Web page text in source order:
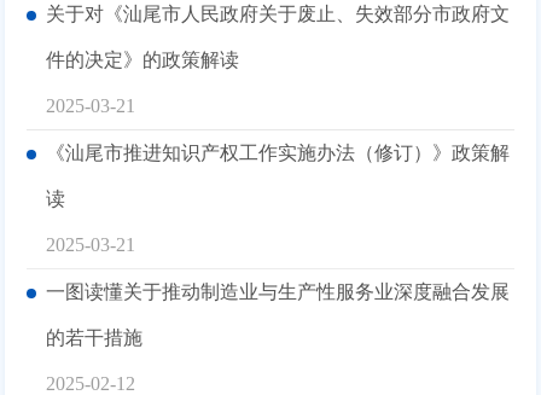
关于对《汕尾市人民政府关于废止、失效部分市政府文
件的决定》的政策解读
2025-03-21
《汕尾市推进知识产权工作实施办法（修订）》政策解
读
2025-03-21
一图读懂关于推动制造业与生产性服务业深度融合发展
的若干措施
2025-02-12